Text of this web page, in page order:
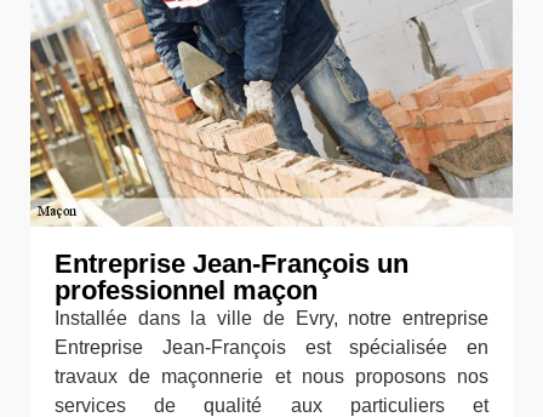
Entreprise Jean-François un
professionnel maçon
Installée dans la ville de Evry, notre entreprise
Entreprise Jean-François est spécialisée en
travaux de maçonnerie et nous proposons nos
services de qualité aux particuliers et